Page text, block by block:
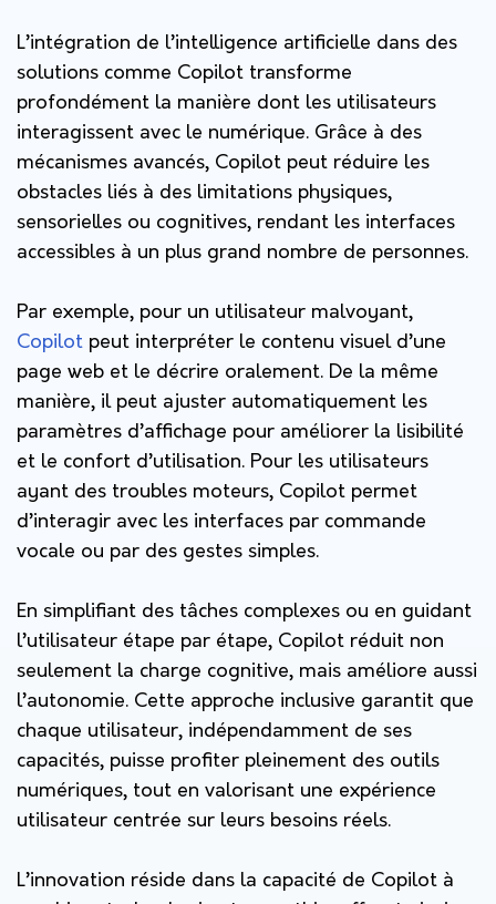
L’intégration de l’intelligence artificielle dans des
solutions comme Copilot transforme
profondément la manière dont les utilisateurs
interagissent avec le numérique. Grâce à des
mécanismes avancés, Copilot peut réduire les
obstacles liés à des limitations physiques,
sensorielles ou cognitives, rendant les interfaces
accessibles à un plus grand nombre de personnes.
Par exemple, pour un utilisateur malvoyant,
Copilot peut interpréter le contenu visuel d’une
page web et le décrire oralement. De la même
manière, il peut ajuster automatiquement les
paramètres d’affichage pour améliorer la lisibilité
et le confort d’utilisation. Pour les utilisateurs
ayant des troubles moteurs, Copilot permet
d’interagir avec les interfaces par commande
vocale ou par des gestes simples.
En simplifiant des tâches complexes ou en guidant
l’utilisateur étape par étape, Copilot réduit non
seulement la charge cognitive, mais améliore aussi
l’autonomie. Cette approche inclusive garantit que
chaque utilisateur, indépendamment de ses
capacités, puisse profiter pleinement des outils
numériques, tout en valorisant une expérience
utilisateur centrée sur leurs besoins réels.
L’innovation réside dans la capacité de Copilot à